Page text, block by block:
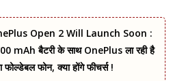
Open 2 Will Launch Soon :
mAh बैटरी के साथ OnePlus ला रही है
फोल्डेबल फोन, क्या होंगे फीचर्स !